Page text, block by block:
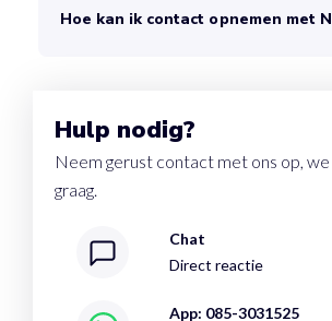
Hoe kan ik contact opnemen met
Hulp nodig?
Neem gerust contact met ons op, we
graag.
Chat
Direct reactie
App: 085-3031525